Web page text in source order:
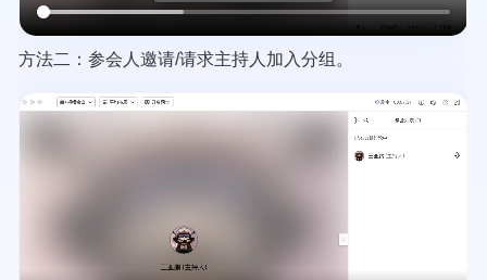
方法二：参会人邀请/请求主持人加入分组。
Video